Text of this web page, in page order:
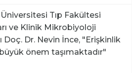
Tıp Fakültesi
ve Klinik Mikrobiyoloji
Doç. Dr. Nevin İnce, "Erişkinlik
önem taşımaktadır"